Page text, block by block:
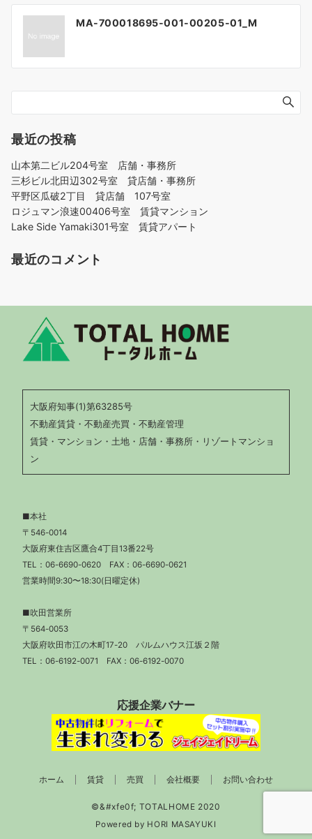
シ
ョ
MA-700018695-001-00205-01_M
最近の投稿
山本第二ビル204号室 店舗・事務所
三杉ビル北田辺302号室 貸店舗・事務所
平野区瓜破2丁目 貸店舗 107号室
ロジュマン浪速00406号室 賃貸マンション
Lake Side Yamaki301号室 賃貸アパート
最近のコメント
大阪府知事(1)第63285号
不動産賃貸・不動産売買・不動産管理
賃貸・マンション・土地・店舗・事務所・リゾートマンショ
ン
■本社
〒546-0014
大阪府東住吉区鷹合4丁目13番22号
TEL： 06-6690-0620 FAX：06-6690-0621
営業時間9:30〜18:30(日曜定休)
■吹田営業所
〒564-0053
大阪府吹田市江の木町17-20 パルムハウス江坂２階
TEL： 06-6192-0071 FAX：06-6192-0070
応援企業バナー
ホーム 賃貸 売買 会社概要 お問い合わせ
Powered by